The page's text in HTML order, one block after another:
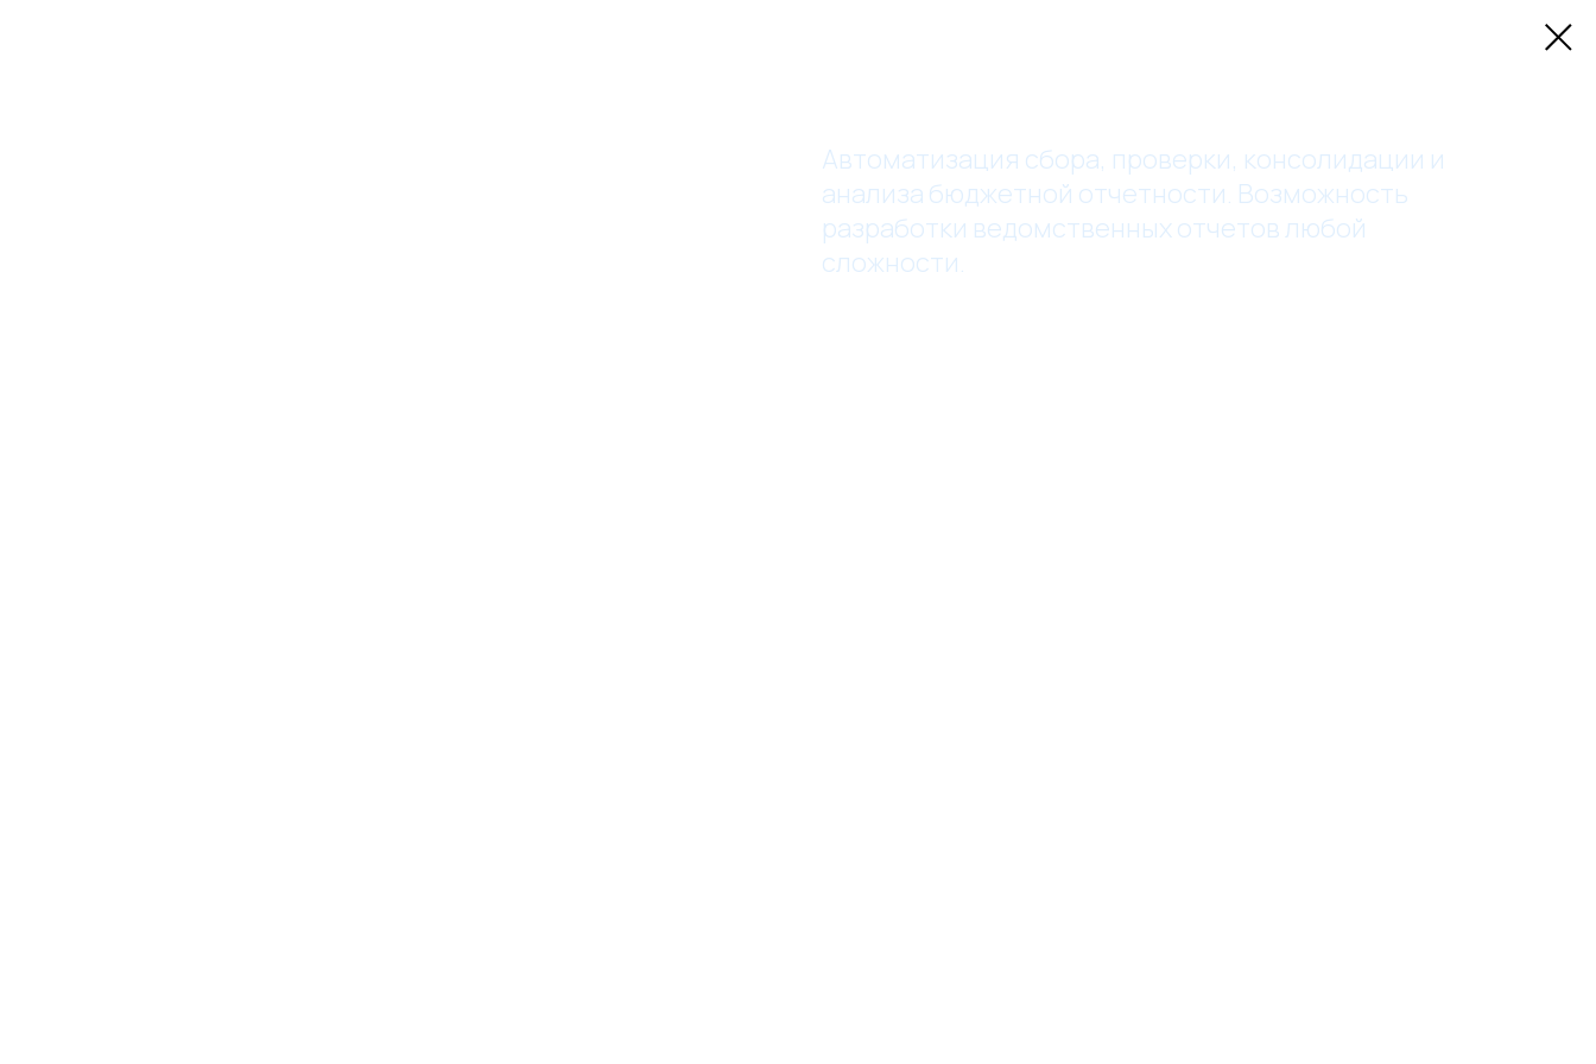
Автоматизация сбора, проверки, консолидации и
анализа бюджетной отчетности. Возможность
разработки ведомственных отчетов любой
сложности.